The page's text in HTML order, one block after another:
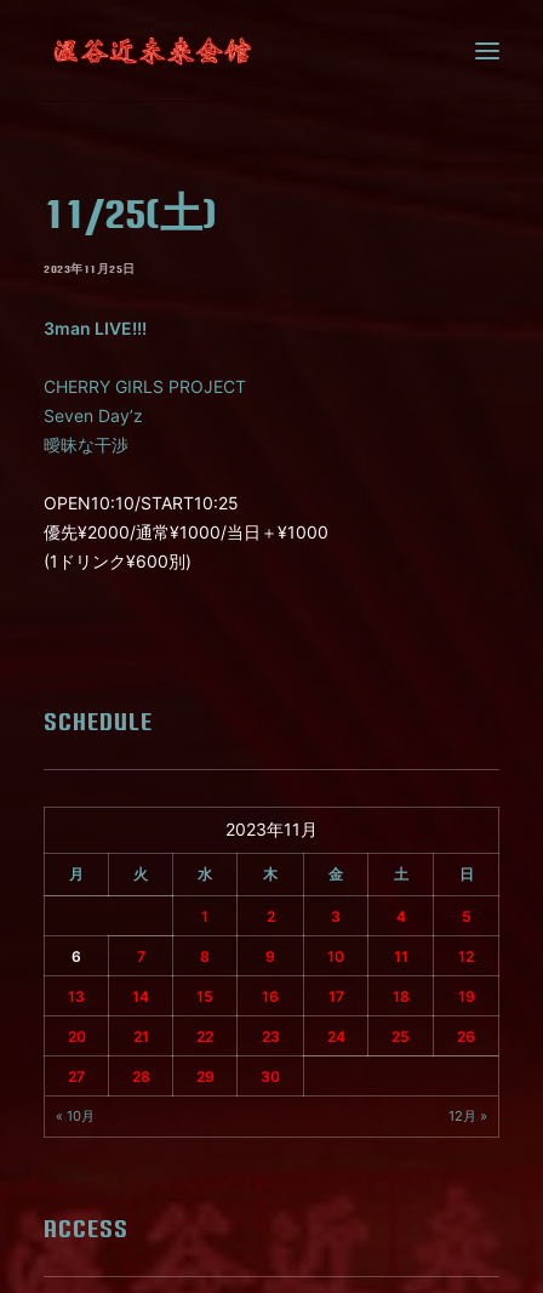
CONTACT11/25(土)
2023年11月25日
3man LIVE!!!
CHERRY GIRLS PROJECT
Seven Day’z
曖昧な干渉
OPEN10:10/START10:25
優先¥2000/通常¥1000/当日＋¥1000
(1ドリンク¥600別)
SCHEDULE
2023年11月
月 火 水 木 金 土 日
1 2 3 4 5
6 7 8 9 10 11 12
13 14 15 16 17 18 19
20 21 22 23 24 25 26
27 28 29 30
« 10月 12月 »
ACCESS